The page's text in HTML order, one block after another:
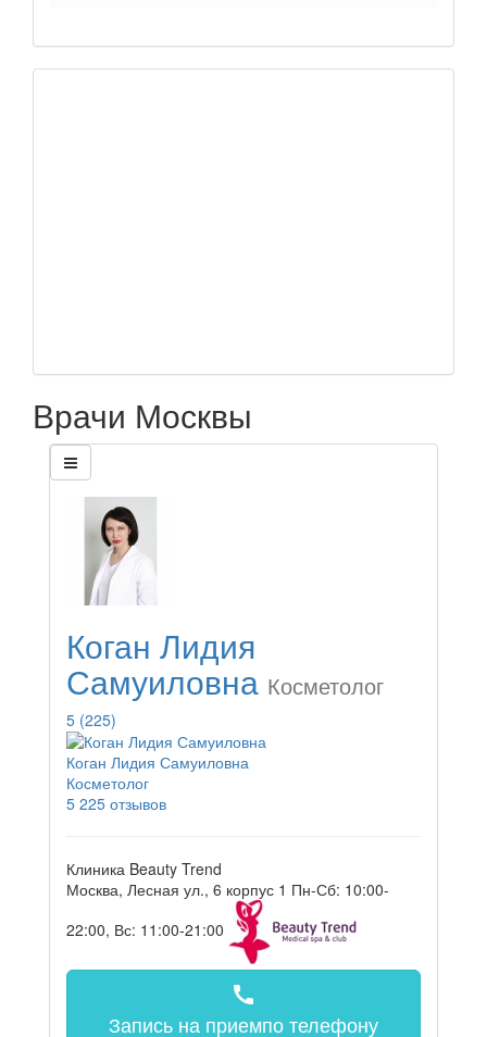
Врачи Москвы
Коган Лидия
Самуиловна Косметолог
5 (225)
Коган Лидия Самуиловна
Косметолог
5 225 отзывов
Клиника Beauty Trend
Москва, Лесная ул., 6 корпус 1 Пн-Сб: 10:00-
22:00, Вс: 11:00-21:00
call
Запись на приемпо телефону